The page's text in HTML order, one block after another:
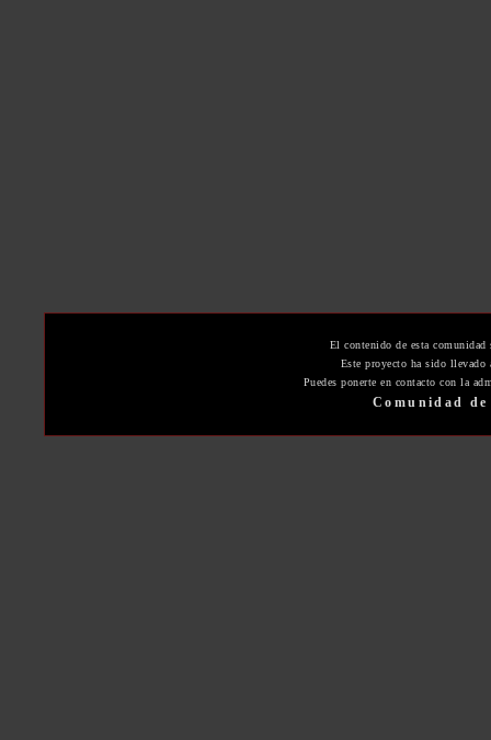
El contenido de esta
Este proyecto ha sido
Puedes ponerte en contacto con la
Comunidad